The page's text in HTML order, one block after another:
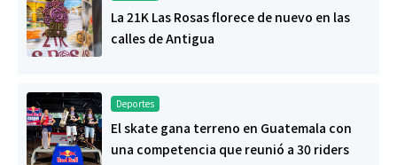
La 21K Las Rosas florece de nuevo en las
calles de Antigua
Deportes
El skate gana terreno en Guatemala con
una competencia que reunió a 30 riders